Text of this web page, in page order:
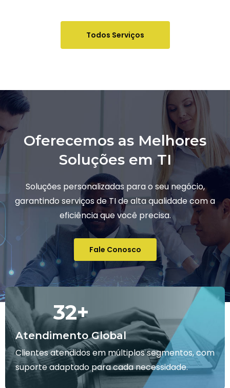
Todos Serviços
Oferecemos as Melhores
Soluções em TI
Soluções personalizadas para o seu negócio,
garantindo serviços de TI de alta qualidade com a
eficiência que você precisa.
Fale Conosco
Atendimento Global
32+
Clientes atendidos em múltiplos segmentos, com
suporte adaptado para cada necessidade.